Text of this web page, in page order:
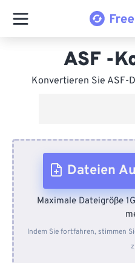
ASF -
Konvertieren Sie ASF-
Dateien
Vom Gerät
Von
Maximale Dateigröße
Indem Sie fortfahren, stimmen